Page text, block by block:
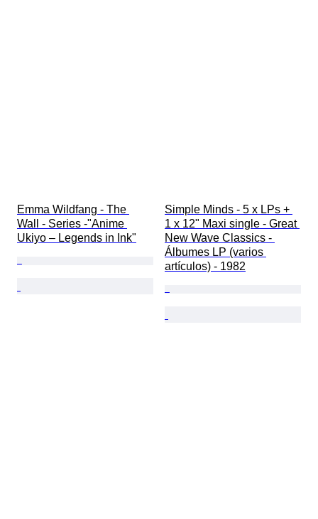
Emma Wildfang - The
Wall - Series -"Anime
Ukiyo – Legends in Ink"
Simple Minds - 5 x LPs +
1 x 12" Maxi single - Great
New Wave Classics -
Álbumes LP (varios
artículos) - 1982